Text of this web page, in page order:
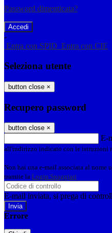
Password dimenticata?
-
Entra con SPID Entra con CIE
Seleziona utente
button close ×
Recupero password
button close ×
E-
all'indirizzo indicato con le istruzioni
Non hai una e-mail associata al nome
tramite la Login Spaggiari
E-mail inviata, si prega di
Errore